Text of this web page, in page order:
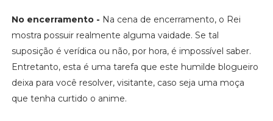
No encerramento - Na cena de encerramento, o Rei
mostra possuir realmente alguma vaidade. Se tal
suposição é verídica ou não, por hora, é impossível saber.
Entretanto, esta é uma tarefa que este humilde blogueiro
deixa para você resolver, visitante, caso seja uma moça
que tenha curtido o anime.